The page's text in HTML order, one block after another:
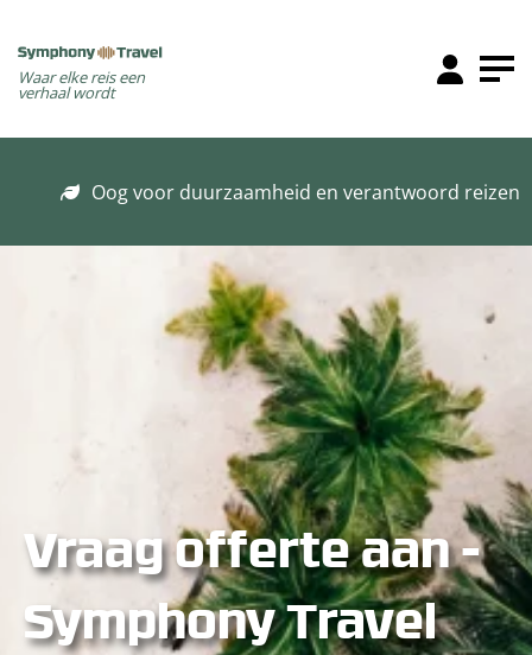
Waar elke reis een
verhaal wordt
Oog voor duurzaamheid en verantwoord reizen
Vraag offerte aan -
Symphony Travel